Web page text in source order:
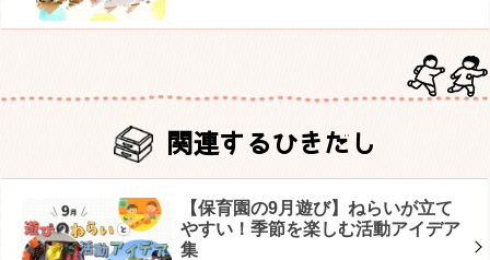
関連するひきだし
【保育園の9月遊び】ねらいが立て
やすい！季節を楽しむ活動アイデア
集